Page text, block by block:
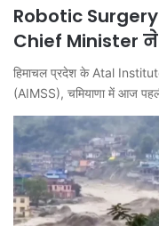
Robotic
Chief Minister
हिमाचल प्रदेश के Atal
(AIMSS), चमियाणा में आज